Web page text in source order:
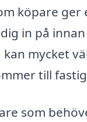
köpare
in på
mycket
till
som